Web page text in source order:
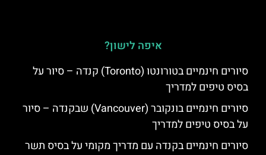
איפה לישון?
סיורים חינמיים בטורונטו (Toronto) קנדה – סיור על
בסיס טיפים למדריך
סיורים חינמיים בונקובר (Vancouver) שבקנדה – סיור
על בסיס טיפים למדריך
סיורים חינמיים בקנדה עם מדריך מקומי על בסיס תשר